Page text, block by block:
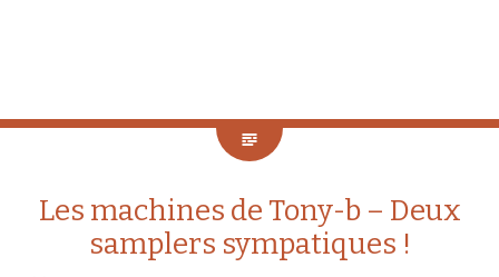
Les machines de Tony-b – Deux
samplers sympatiques !